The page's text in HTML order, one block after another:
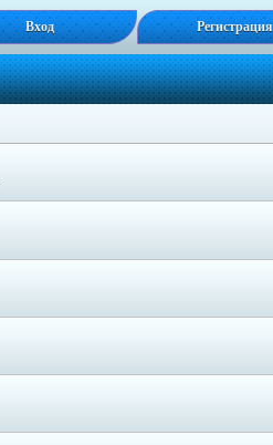
Вход Регистрация